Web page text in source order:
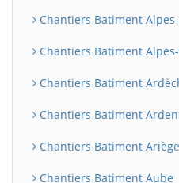
Chantiers Batiment
Chantiers Batiment
Chantiers Batiment
Chantiers Batiment
Chantiers Batiment Ariège
Chantiers Batiment Aube